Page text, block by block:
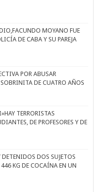
MOYANO FUE
DE CABA Y SU PAREJA
POR ABUSAR
DE CUATRO AÑOS
TERRORISTAS
DE PROFESORES Y DE
DOS SUJETOS
KG DE COCAÍNA EN UN